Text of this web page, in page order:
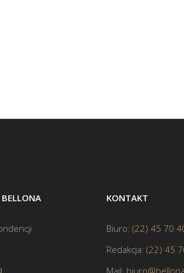
KONTAKT
Biuro: (22) 45 70
Redakcja: (22) 45
Mail: